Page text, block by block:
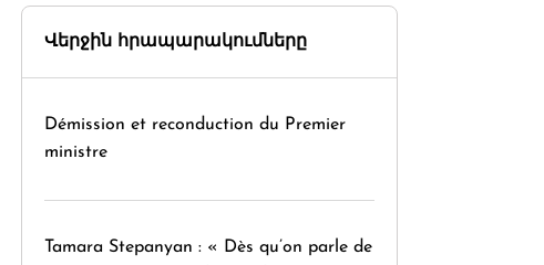
Վերջին հրապարակումները
Démission et reconduction du Premier
ministre
Tamara Stepanyan : « Dès qu’on parle de